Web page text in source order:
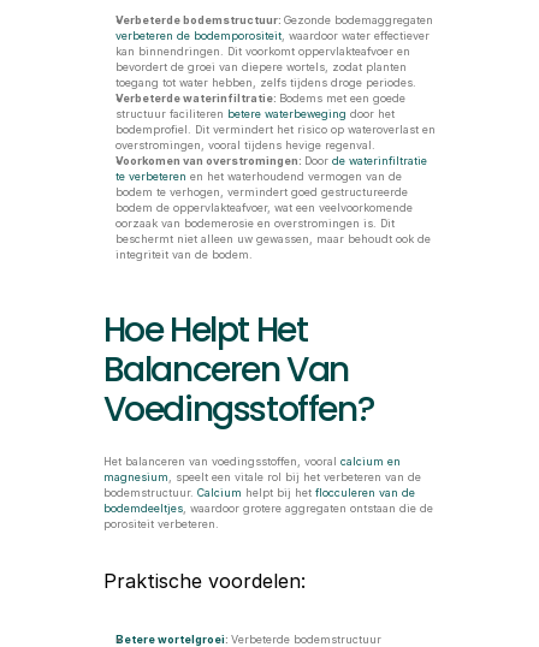
Verbeterde bodemstructuur:
verbeteren de bodemporositeit, waardoor water effectiever
kan binnendringen. Dit voorkomt oppervlakteafvoer en
bevordert de groei van diepere wortels, zodat planten
toegang tot water hebben, zelfs tijdens droge periodes.
Verbeterde waterinfiltratie: Bodems met een goede
structuur faciliteren betere waterbeweging door het
bodemprofiel. Dit vermindert het risico op wateroverlast en
overstromingen, vooral tijdens hevige regenval.
Voorkomen van overstromingen: Door de waterinfiltratie
te verbeteren en het waterhoudend vermogen van de
bodem te verhogen, vermindert goed gestructureerde
bodem de oppervlakteafvoer, wat een veelvoorkomende
oorzaak van bodemerosie en overstromingen is. Dit
beschermt niet alleen uw gewassen, maar behoudt ook de
integriteit van de bodem.
Hoe Helpt Het
Balanceren Van
Voedingsstoffen?
Het balanceren van voedingsstoffen, vooral calcium en
magnesium , speelt een vitale rol bij het verbeteren van de
bodemstructuur. Calcium helpt bij het flocculeren van de
bodemdeeltjes, waardoor grotere aggregaten ontstaan die de
porositeit verbeteren.
Praktische voordelen:
Betere wortelgroei: Verbeterde bodemstructuur